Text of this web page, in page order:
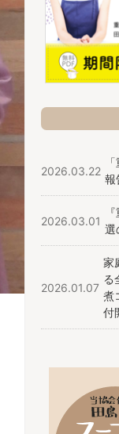
2026.03.22
報
2026.03.01
選
2026.01.07
家
る
煮
付